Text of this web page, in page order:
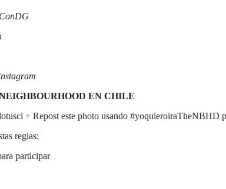
EN CHILE
+ Repost este photo usando #yoquieroiraTheNBHD
reglas:
participar